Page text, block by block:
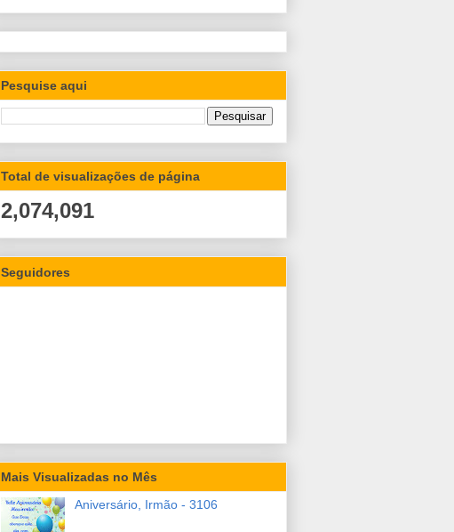
Pesquise aqui
Total de visualizações de página
2,074,091
Seguidores
Mais Visualizadas no Mês
Aniversário, Irmão - 3106